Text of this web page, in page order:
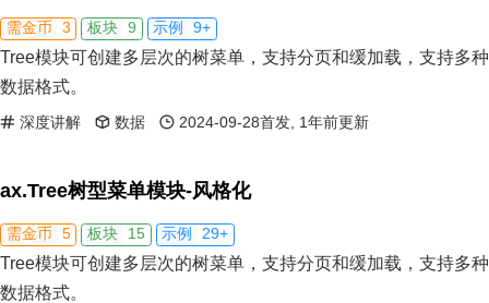
需金币 3 板块 9 示例 9+
Tree模块可创建多层次的树菜单，支持分页和缓加载，支持多种
数据格式。
深度讲解 数据 2024-09-28首发, 1年前更新
ax.Tree树型菜单模块-风格化
需金币 5 板块 15 示例 29+
Tree模块可创建多层次的树菜单，支持分页和缓加载，支持多种
数据格式。